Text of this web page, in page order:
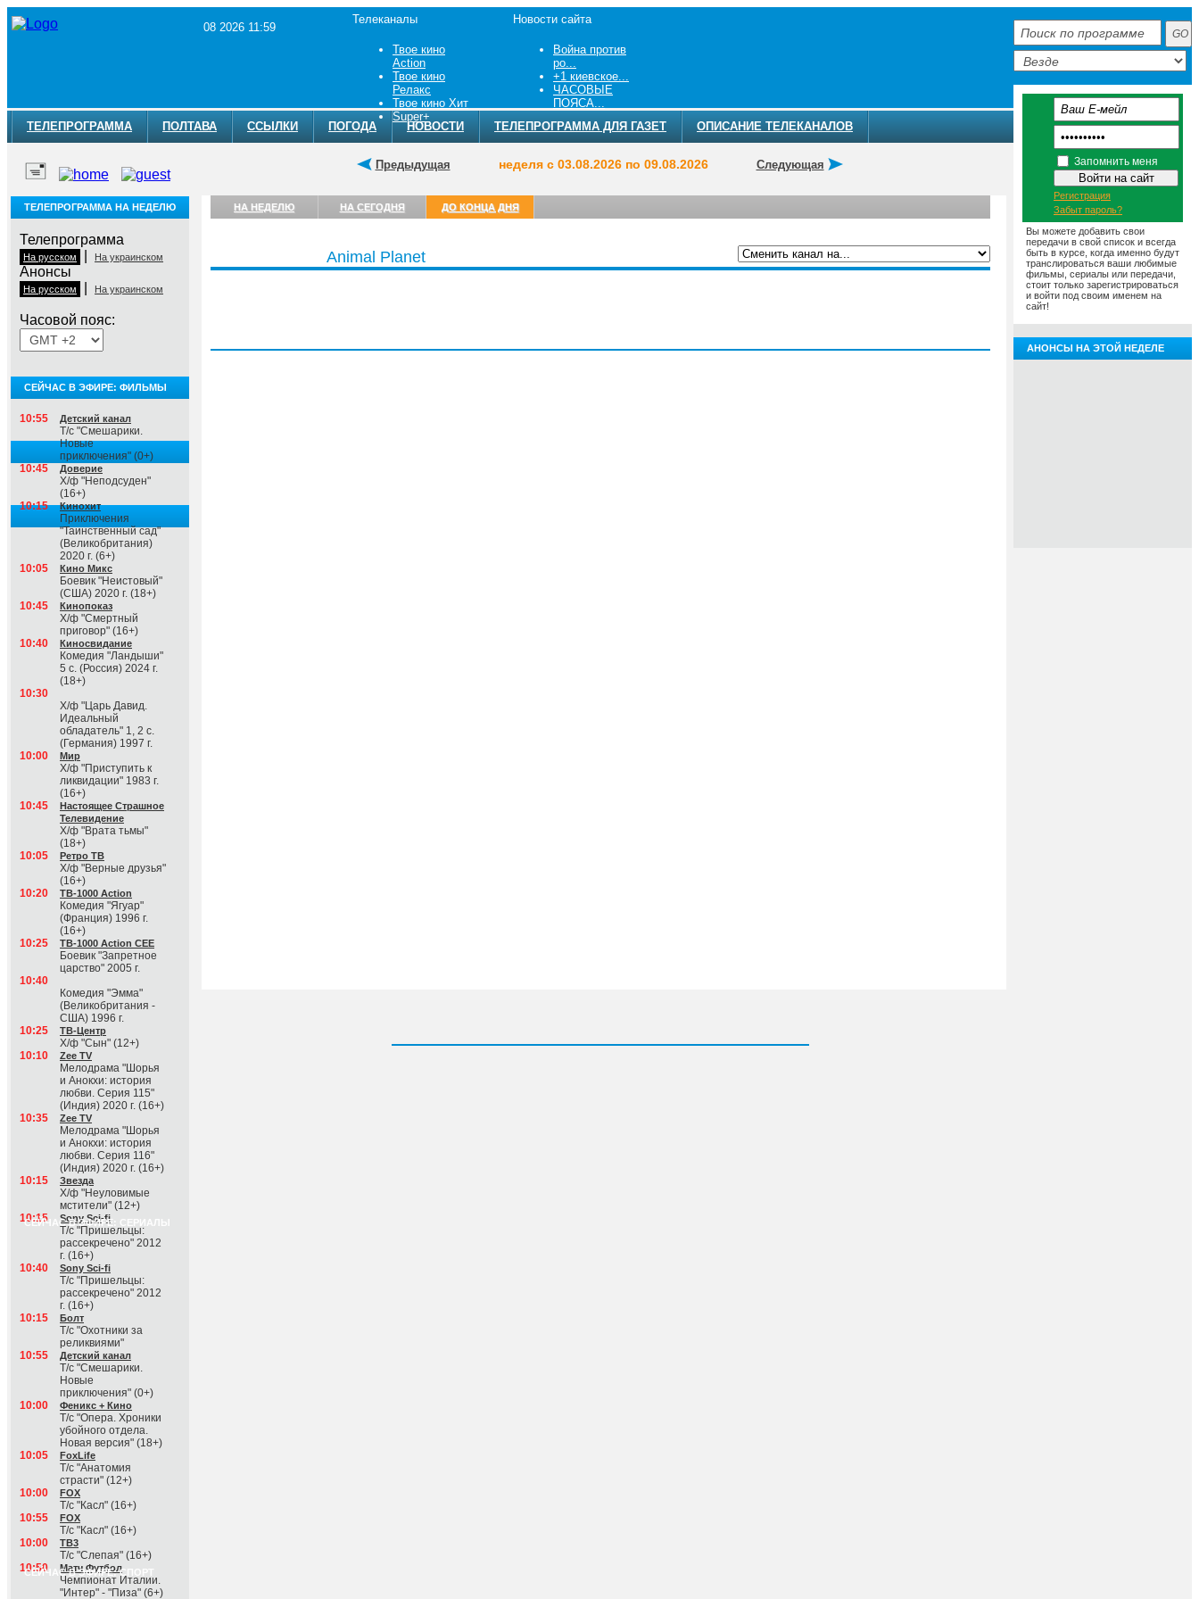
08 2026 11:59
Телеканалы
Твое кино
Action
Твое кино
Релакс
Твое кино Хит
Super+
Новости сайта
Война против
ро...
+1 киевское...
ЧАСОВЫЕ
ПОЯСА...
ТЕЛЕПРОГРАММА
ПОЛТАВА ССЫЛКИ ПОГОДА НОВОСТИ ТЕЛЕПРОГРАММА ДЛЯ ГАЗЕТ ОПИСАНИЕ ТЕЛЕКАНАЛОВ
Предыдущая неделя с 03.08.2026 по 09.08.2026 Следующая
ТЕЛЕПРОГРАММА НА НЕДЕЛЮ
Телепрограмма
На русском На украинском
Анонсы
На русском На украинском
Часовой пояс:
СЕЙЧАС В ЭФИРЕ: ФИЛЬМЫ
10:55 Детский канал
Т/с "Смешарики.
Новые
приключения" (0+)
10:45
Доверие
Х/ф "Неподсуден"
(16+)
10:15
Кинохит
Приключения
"Таинственный сад"
(Великобритания)
2020 г. (6+)
10:05
Кино Микс
Боевик "Неистовый"
(США) 2020 г. (18+)
10:45
Кинопоказ
Х/ф "Смертный
приговор" (16+)
10:40
Киносвидание
Комедия "Ландыши"
5 с. (Россия) 2024 г.
(18+)
10:30
Х/ф "Царь Давид.
Идеальный
обладатель" 1, 2 с.
(Германия) 1997 г.
10:00
Мир
Х/ф "Приступить к
ликвидации" 1983 г.
(16+)
10:45
Настоящее Страшное
Телевидение
Х/ф "Врата тьмы"
(18+)
10:05
Ретро ТВ
Х/ф "Верные друзья"
(16+)
10:20
ТВ-1000 Action
Комедия "Ягуар"
(Франция) 1996 г.
(16+)
10:25
ТВ-1000 Action CEE
Боевик "Запретное
царство" 2005 г.
10:40
Комедия "Эмма"
(Великобритания -
США) 1996 г.
10:25
ТВ-Центр
Х/ф "Сын" (12+)
10:10
Zee TV
Мелодрама "Шорья
и Анокхи: история
любви. Серия 115"
(Индия) 2020 г. (16+)
10:35
Zee TV
Мелодрама "Шорья
и Анокхи: история
любви. Серия 116"
(Индия) 2020 г. (16+)
10:15
Звезда
Х/ф "Неуловимые
мстители" (12+)
СЕЙЧАС В ЭФИРЕ: СЕРИАЛЫ
10:15 Sony Sci-fi
Т/с "Пришельцы:
рассекречено" 2012
г. (16+)
10:40
Sony Sci-fi
Т/с "Пришельцы:
рассекречено" 2012
г. (16+)
10:15
Болт
Т/с "Охотники за
реликвиями"
10:55
Детский канал
Т/с "Смешарики.
Новые
приключения" (0+)
10:00
Феникс + Кино
Т/с "Опера. Хроники
убойного отдела.
Новая версия" (18+)
10:05
FoxLife
Т/с "Анатомия
страсти" (12+)
10:00
FOX
Т/с "Касл" (16+)
10:55
FOX
Т/с "Касл" (16+)
10:00
ТВ3
Т/с "Слепая" (16+)
СЕЙЧАС В ЭФИРЕ: СПОРТ
10:50 Матч Футбол
Чемпионат Италии.
"Интер" - "Пиза" (6+)
НА НЕДЕЛЮ НА СЕГОДНЯ ДО КОНЦА ДНЯ
Animal Planet
Запомнить меня
Регистрация
Забыт пароль?
Вы можете добавить свои
передачи в свой список и всегда
быть в курсе, когда именно будут
транслироваться ваши любимые
фильмы, сериалы или передачи,
стоит только зарегистрироваться
и войти под своим именем на
сайт!
АНОНСЫ НА ЭТОЙ НЕДЕЛЕ